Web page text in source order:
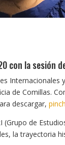
con la sesión
de Comillas.
descargar,
de
la trayectoria